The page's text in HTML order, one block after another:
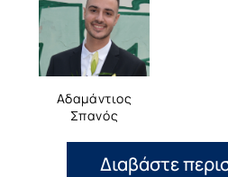
Αδαμάντιος
Σπανός
Διαβάστε